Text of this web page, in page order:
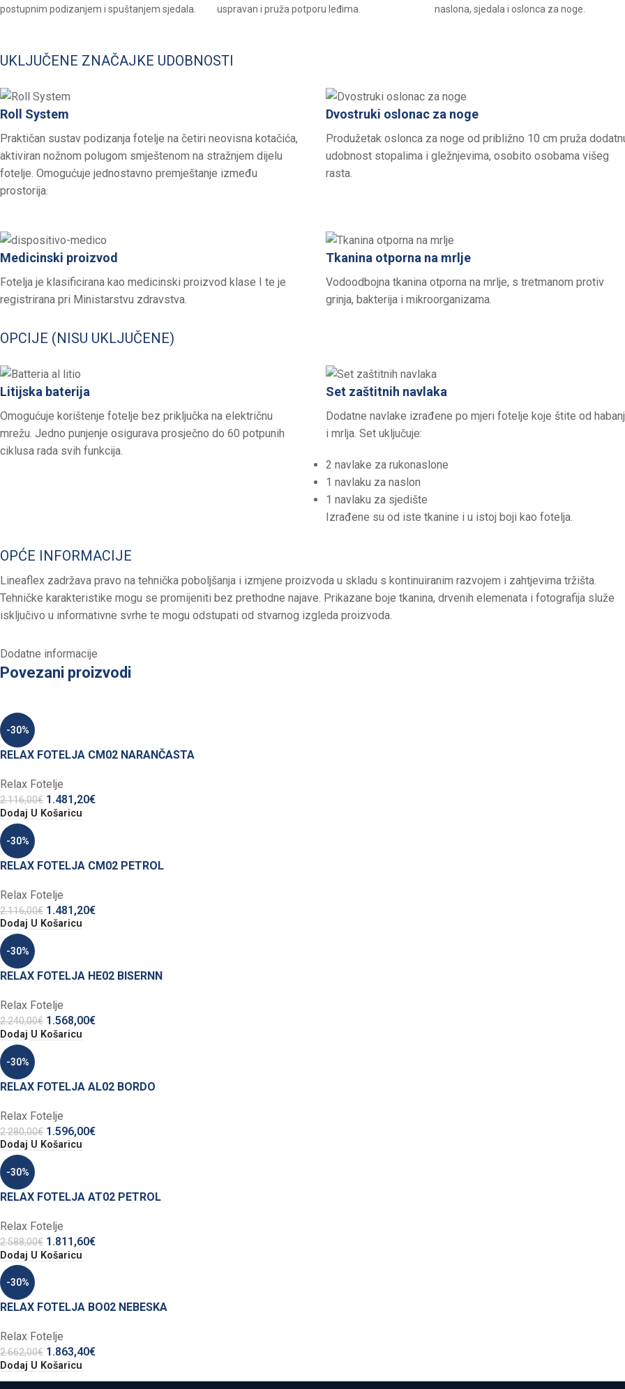
postupnim podizanjem i spuštanjem sjedala.
uspravan i pruža potporu leđima.
naslona, sjedala i oslonca za noge.
UKLJUČENE ZNAČAJKE UDOBNOSTI
Roll System
Praktičan sustav podizanja fotelje na četiri neovisna kotačića,
aktiviran nožnom polugom smještenom na stražnjem dijelu
fotelje. Omogućuje jednostavno premještanje između
prostorija.
Dvostruki oslonac za noge
Produžetak oslonca za noge od približno 10 cm pruža
udobnost stopalima i gležnjevima, osobito osobama višeg
rasta.
Medicinski proizvod
Fotelja je klasificirana kao medicinski proizvod klase I te je
registrirana pri Ministarstvu zdravstva.
Tkanina otporna na mrlje
Vodoodbojna tkanina otporna na mrlje, s tretmanom protiv
grinja, bakterija i mikroorganizama.
OPCIJE (NISU UKLJUČENE)
Litijska baterija
Omogućuje korištenje fotelje bez priključka na električnu
mrežu. Jedno punjenje osigurava prosječno do 60 potpunih
ciklusa rada svih funkcija.
Set zaštitnih navlaka
Dodatne navlake izrađene po mjeri fotelje koje štite od
i mrlja. Set uključuje:
2 navlake za rukonaslone
1 navlaku za naslon
1 navlaku za sjedište
Izrađene su od iste tkanine i u istoj boji kao fotelja.
OPĆE INFORMACIJE
Lineaflex zadržava pravo na tehnička poboljšanja i izmjene proizvoda u skladu s kontinuiranim razvojem i zahtjevima tržišta.
Tehničke karakteristike mogu se promijeniti bez prethodne najave. Prikazane boje tkanina, drvenih elemenata i fotografija služe
isključivo u informativne svrhe te mogu odstupati od stvarnog izgleda proizvoda.
Dodatne informacije
Povezani proizvodi
-30%
RELAX FOTELJA CM02 NARANČASTA
Relax Fotelje
2.116,00€ 1.481,20€
Dodaj U Košaricu
-30%
RELAX FOTELJA CM02 PETROL
Relax Fotelje
2.116,00€ 1.481,20€
Dodaj U Košaricu
-30%
RELAX FOTELJA HE02 BISERNN
Relax Fotelje
2.240,00€ 1.568,00€
Dodaj U Košaricu
-30%
RELAX FOTELJA AL02 BORDO
Relax Fotelje
2.280,00€ 1.596,00€
Dodaj U Košaricu
-30%
RELAX FOTELJA AT02 PETROL
Relax Fotelje
2.588,00€ 1.811,60€
Dodaj U Košaricu
-30%
RELAX FOTELJA BO02 NEBESKA
Relax Fotelje
2.662,00€ 1.863,40€
Dodaj U Košaricu